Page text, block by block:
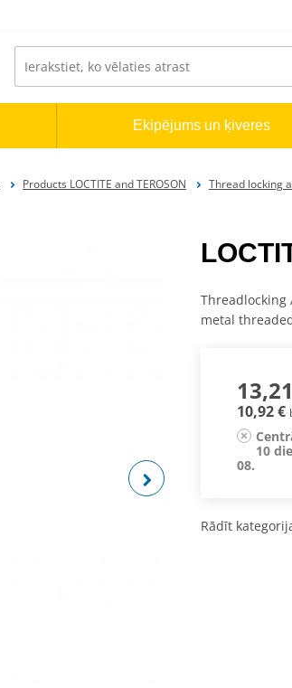
Ekipējums un ķiveres
Products LOCTITE and TEROSON Thread locking
Threadlocking
metal
10,92 €
10
08.
Rādīt